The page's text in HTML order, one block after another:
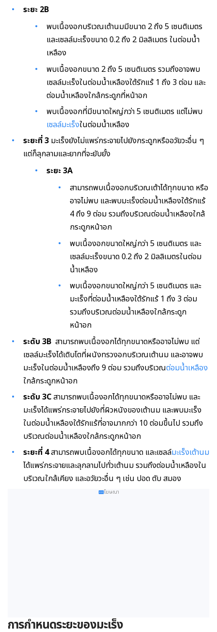
ระยะ 2B
พบเนื้องอกบริเวณเต้านมมีขนาด 2 ถึง 5 เซนติเมตร
และเซลล์มะเร็งขนาด 0.2 ถึง 2 มิลลิเมตร ในต่อมน้ำ
เหลือง
พบเนื้องอกขนาด 2 ถึง 5 เซนติเมตร รวมถึงอาจพบ
เซลล์มะเร็งในต่อมน้ำเหลืองใต้รักแร้ 1 ถึง 3 ต่อม และ
ต่อมน้ำเหลืองใกล้กระดูกที่หน้าอก
พบเนื้องอกที่มีขนาดใหญ่กว่า 5 เซนติเมตร แต่ไม่พบ
เซลล์มะเร็งในต่อมน้ำเหลือง
ระยะที่ 3 มะเร็งยังไม่แพร่กระจายไปยังกระดูกหรืออวัยวะอื่น ๆ
แต่ก็ลุกลามและยากที่จะยับยั้ง
ระยะ 3A
สามารถพบเนื้องอกบริเวณเต้าได้ทุกขนาด หรือ
อาจไม่พบ และพบมะเร็งต่อมน้ำเหลืองใต้รักแร้
4 ถึง 9 ต่อม รวมถึงบริเวณต่อมน้ำเหลืองใกล้
กระดูกหน้าอก
พบเนื้องอกขนาดใหญ่กว่า 5 เซนติเมตร และ
เซลล์มะเร็งขนาด 0.2 ถึง 2 มิลลิเมตรในต่อม
น้ำเหลือง
พบเนื้องอกขนาดใหญ่กว่า 5 เซนติเมตร และ
มะเร็งที่ต่อมน้ำเหลืองใต้รักแร้ 1 ถึง 3 ต่อม
รวมถึงบริเวณต่อมน้ำเหลืองใกล้กระดูก
หน้าอก
ระดับ 3B สามารถพบเนื้องอกได้ทุกขนาดหรืออาจไม่พบ แต่
เซลล์มะเร็งได้เติบโตที่ผนังทรวงอกบริเวณเต้านม และอาจพบ
มะเร็งในต่อมน้ำเหลืองถึง 9 ต่อม รวมถึงบริเวณต่อมน้ำเหลือง
ใกล้กระดูกหน้าอก
ระดับ 3Cสามารถพบเนื้องอกได้ทุกขนาดหรืออาจไม่พบ และ
มะเร็งได้แพร่กระจายไปยังที่ผิวหนังของเต้านม และพบมะเร็ง
ในต่อมน้ำเหลืองใต้รักแร้ที่อาจมากกว่า 10 ต่อมขึ้นไป รวมถึง
บริเวณต่อมน้ำเหลืองใกล้กระดูกหน้าอก
ระยะที่ 4สามารถพบเนื้องอกได้ทุกขนาด และเซลล์มะเร็งเต้านม
ได้แพร่กระจายและลุกลามไปทั่วเต้านม รวมถึงต่อมน้ำเหลืองใน
บริเวณใกล้เคียง และอวัยวะอื่น ๆ เช่น ปอด ตับ สมอง
โฆษณา
การกำหนดระยะของมะเร็ง